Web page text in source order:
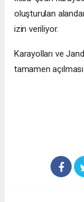
oluşturulan
izin veriliyor.
Karayolları ve
tamamen